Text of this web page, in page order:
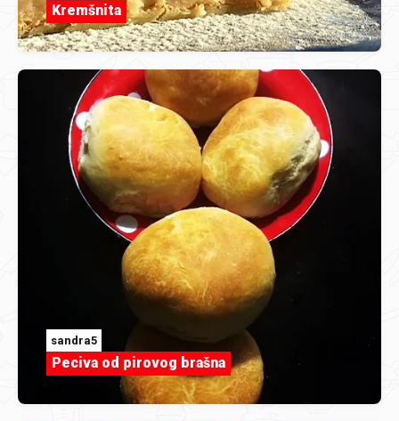
Kremšnita
sandra5
Peciva od pirovog brašna